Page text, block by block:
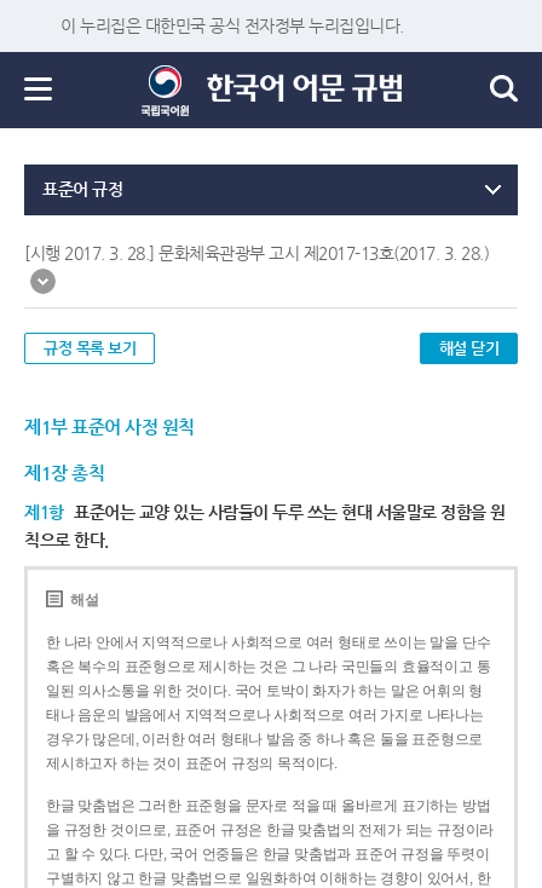
이 누리집은 대한민국 공식 전자정부 누리집입니다.
표준어 규정
[시행 2017. 3. 28.] 문화체육관광부 고시 제2017-13호(2017. 3. 28.)
규정 목록 보기 해설 닫기
제1부 표준어 사정 원칙
제1장 총칙
제1항 표준어는 교양 있는 사람들이 두루 쓰는 현대 서울말로 정함을 원
칙으로 한다.
해설
한 나라 안에서 지역적으로나 사회적으로 여러 형태로 쓰이는 말을 단수
혹은 복수의 표준형으로 제시하는 것은 그 나라 국민들의 효율적이고 통
일된 의사소통을 위한 것이다. 국어 토박이 화자가 하는 말은 어휘의 형
태나 음운의 발음에서 지역적으로나 사회적으로 여러 가지로 나타나는
경우가 많은데, 이러한 여러 형태나 발음 중 하나 혹은 둘을 표준형으로
제시하고자 하는 것이 표준어 규정의 목적이다.
한글 맞춤법은 그러한 표준형을 문자로 적을 때 올바르게 표기하는 방법
을 규정한 것이므로, 표준어 규정은 한글 맞춤법의 전제가 되는 규정이라
고 할 수 있다. 다만, 국어 언중들은 한글 맞춤법과 표준어 규정을 뚜렷이
구별하지 않고 한글 맞춤법으로 일원화하여 이해하는 경향이 있어서, 한